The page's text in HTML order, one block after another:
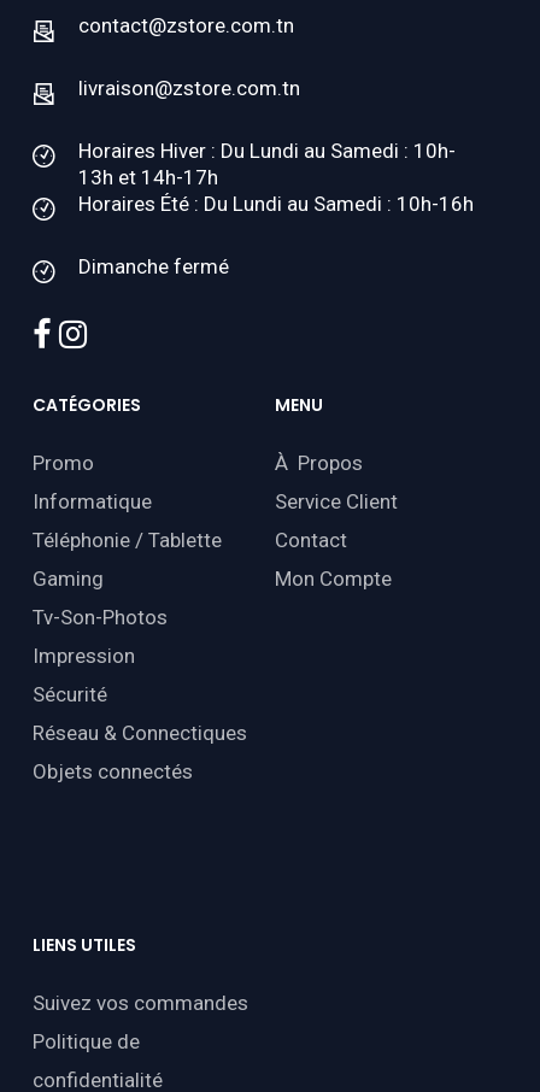
contact@zstore.com.tn
livraison@zstore.com.tn
Horaires Hiver : Du Lundi au Samedi : 10h-
13h et 14h-17h
Horaires Été : Du Lundi au Samedi : 10h-16h
Dimanche fermé
facebook
instagram
CATÉGORIES
Promo
Informatique
Téléphonie / Tablette
Gaming
Tv-Son-Photos
Impression
Sécurité
Réseau & Connectiques
Objets connectés
MENU
À Propos
Service Client
Contact
Mon Compte
LIENS UTILES
Suivez vos commandes
Politique de
confidentialité